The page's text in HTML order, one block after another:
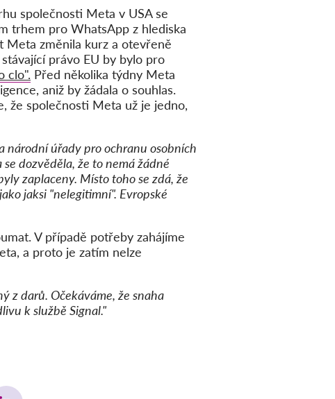
společnosti Meta v USA se
trhem pro WhatsApp z hlediska
Meta změnila kurz a otevřeně
právo EU by bylo pro
clo". Před několika týdny Meta
aniž by žádala o souhlas.
že společnosti Meta už je jedno,
národní úřady pro ochranu osobních
dozvěděla, že to nemá žádné
zaplaceny. Místo toho se zdá, že
jaksi "nelegitimní". Evropské
V případě potřeby zahájíme
a proto je zatím nelze
z darů. Očekáváme, že snaha
k službě Signal."